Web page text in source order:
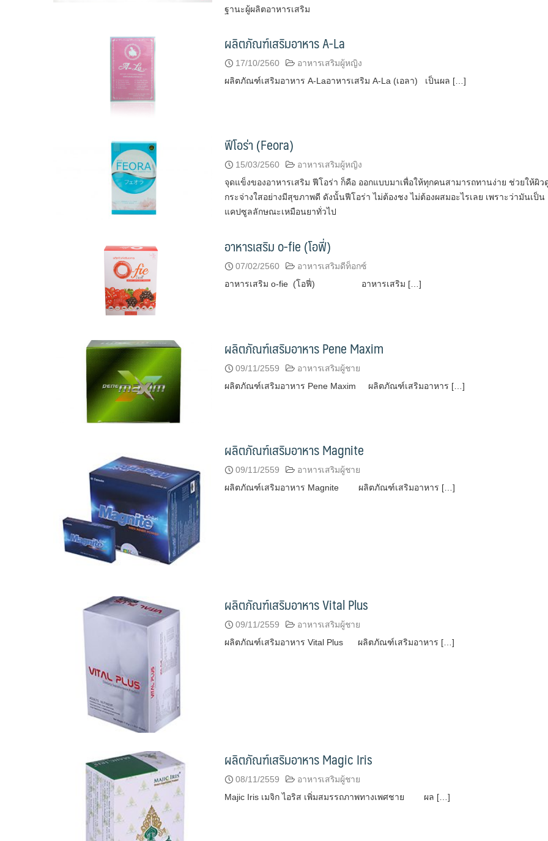
ฐานะผู้ผลิตอาหารเสริม
ผลิตภัณฑ์เสริมอาหาร A-La
17/10/2560
อาหารเสริมผู้หญิง
ผลิตภัณฑ์เสริมอาหาร A-Laอาหารเสริม A-La (เอลา) เป็นผล […]
ฟีโอร่า (Feora)
15/03/2560
อาหารเสริมผู้หญิง
จุดแข็งของอาหารเสริม ฟีโอร่า ก็คือ ออกแบบมาเพื่อให้ทุกคนสามารถทานง่าย ช่วยให้ผิว
กระจ่างใสอย่างมีสุขภาพดี ดังนั้นฟีโอร่า ไม่ต้องชง ไม่ต้องผสมอะไรเลย เพราะว่ามันเป็น
แคปซูลลักษณะเหมือนยาทั่วไป
อาหารเสริม o-fie (โอฟี่)
07/02/2560
อาหารเสริมดีท็อกซ์
อาหารเสริม o-fie (โอฟี่) อาหารเสริม […]
ผลิตภัณฑ์เสริมอาหาร Pene Maxim
09/11/2559
อาหารเสริมผู้ชาย
ผลิตภัณฑ์เสริมอาหาร Pene Maxim ผลิตภัณฑ์เสริมอาหาร […]
ผลิตภัณฑ์เสริมอาหาร Magnite
09/11/2559
อาหารเสริมผู้ชาย
ผลิตภัณฑ์เสริมอาหาร Magnite ผลิตภัณฑ์เสริมอาหาร […]
ผลิตภัณฑ์เสริมอาหาร Vital Plus
09/11/2559
อาหารเสริมผู้ชาย
ผลิตภัณฑ์เสริมอาหาร Vital Plus ผลิตภัณฑ์เสริมอาหาร […]
ผลิตภัณฑ์เสริมอาหาร Magic Iris
08/11/2559
อาหารเสริมผู้ชาย
Majic Iris เมจิก ไอริส เพิ่มสมรรถภาพทางเพศชาย ผล […]